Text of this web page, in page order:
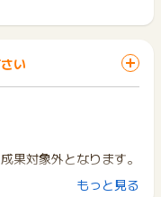
い
果対象外となります。
もっと見る